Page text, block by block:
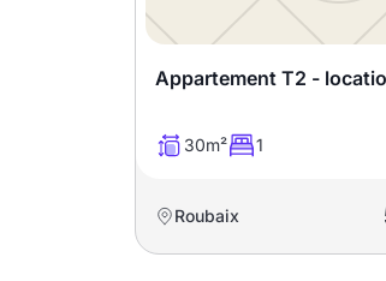
Non meublé
Appartement T2 -
30m² 1
Roubaix